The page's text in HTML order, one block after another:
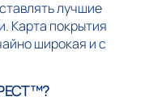
лучшие
Карта покрытия
широкая и с